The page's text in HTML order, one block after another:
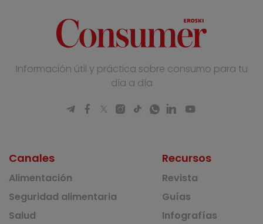
Información útil y práctica sobre consumo para tu
día a día
Canales
Alimentación
Seguridad alimentaria
Salud
Recursos
Revista
Guías
Infografías